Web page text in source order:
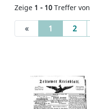
Zeige 1 - 10 Treffer
« 1 (current)
2